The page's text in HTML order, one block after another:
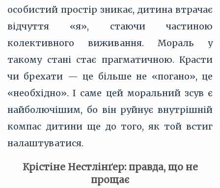
особистий простір зникає, дитина втрачає
відчуття «я», стаючи частиною
колективного виживання. Мораль у
такому стані стає прагматичною. Красти
чи брехати — це більше не «погано», це
«необхідно». І саме цей моральний зсув є
найболючішим, бо він руйнує внутрішній
компас дитини ще до того, як той встиг
налаштуватися.
Крістіне Нестлінґер: правда, що не
прощає